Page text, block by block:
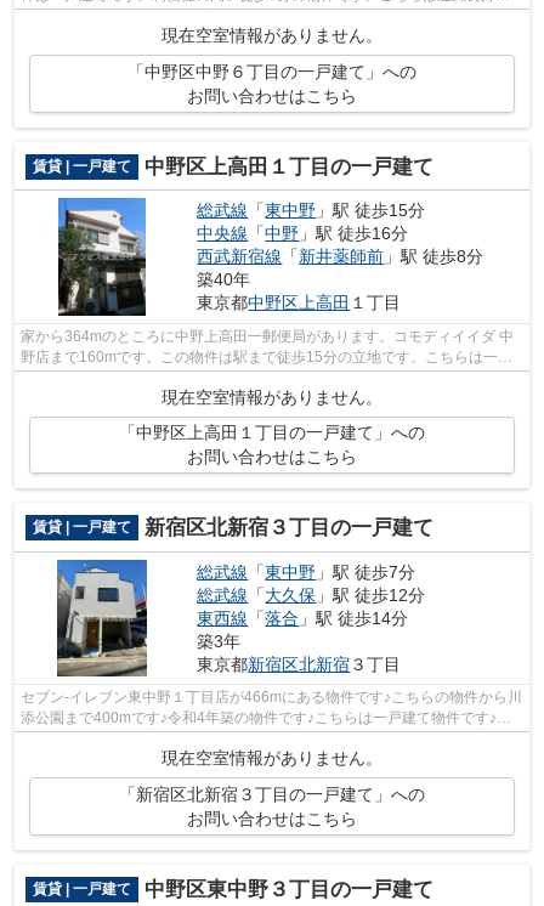
物件です。お気に入りの賃貸戸建てを探...
現在空室情報がありません。
「中野区中野６丁目の一戸建て」への
お問い合わせはこちら
賃貸 | 一戸建て 中野区上高田１丁目の一戸建て
総武線 「東中野 」駅 徒歩15分
中央線 「中野 」駅 徒歩16分
西武新宿線 「新井薬師前 」駅 徒歩8分
築40年
東京都中野区 上高田 １丁目
家から364mのところに中野上高田一郵便局があります。コモディイイダ 中
野店まで160mです。この物件は駅まで徒歩15分の立地です。こちらは一戸
建ての物件です。中野区エリアの様々な賃...
現在空室情報がありません。
「中野区上高田１丁目の一戸建て」への
お問い合わせはこちら
賃貸 | 一戸建て 新宿区北新宿３丁目の一戸建て
総武線 「東中野 」駅 徒歩7分
総武線 「大久保 」駅 徒歩12分
東西線 「落合 」駅 徒歩14分
築3年
東京都新宿区北新宿３丁目
セブン-イレブン東中野１丁目店が466mにある物件です♪こちらの物件から川
添公園まで400mです♪令和4年築の物件です♪こちらは一戸建て物件です♪ア
現在空室情報がありません。
「新宿区北新宿３丁目の一戸建て」への
お問い合わせはこちら
賃貸 | 一戸建て 中野区東中野３丁目の一戸建て